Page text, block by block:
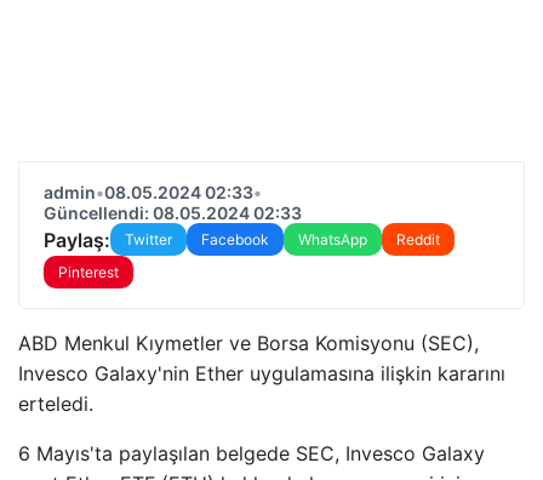
admin•08.05.2024 02:33•
Güncellendi: 08.05.2024 02:33
Paylaş: Twitter Facebook WhatsApp
Reddit
Pinterest
ABD Menkul Kıymetler ve Borsa Komisyonu (SEC),
Invesco Galaxy'nin Ether uygulamasına ilişkin kararını
erteledi.
6 Mayıs'ta paylaşılan belgede SEC, Invesco Galaxy